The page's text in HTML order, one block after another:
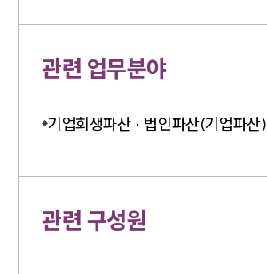
관련 업무분야
기업회생파산 · 법인파산(기업파산)
관련 구성원